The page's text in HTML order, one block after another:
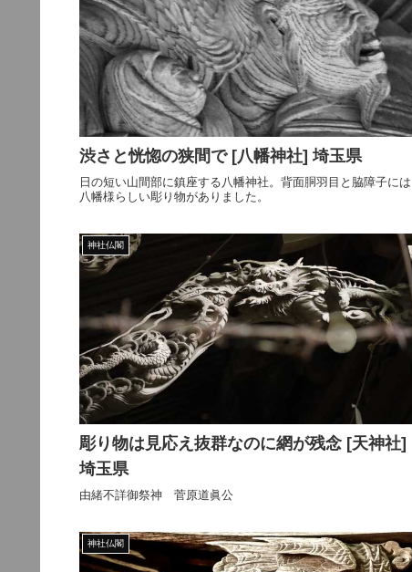
渋さと恍惚の狭間で [八幡神社] 埼玉県
日の短い山間部に鎮座する八幡神社。背面胴羽目と脇障子には
八幡様らしい彫り物がありました。
神社仏閣
彫り物は見応え抜群なのに網が残念 [天神社]
埼玉県
由緒不詳御祭神 菅原道眞公
神社仏閣